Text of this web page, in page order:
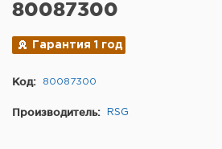
80087300
Гарантия 1 год
Код: 80087300
Производитель: RSG